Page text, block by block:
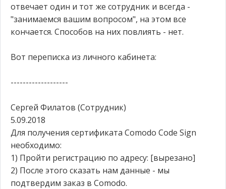
отвечает один и тот же сотрудник и всегда -
"занимаемся вашим вопросом", на этом все
кончается. Способов на них повлиять - нет.
Вот переписка из личного кабинета:
-------------------
Сергей Филатов (Сотрудник)
5.09.2018
Для получения сертификата Comodo Сode Sign
необходимо:
1) Пройти регистрацию по адресу: [вырезано]
2) После этого сказать нам данные - мы
подтвердим заказ в Comodo.